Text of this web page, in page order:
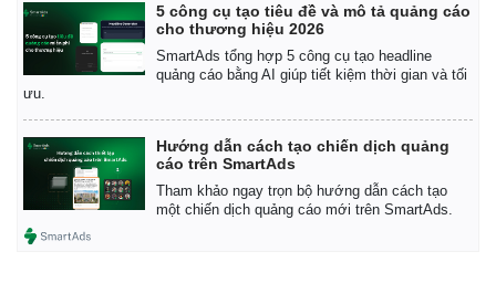
5 công cụ tạo tiêu đề và mô tả quảng cáo
cho thương hiệu 2026
SmartAds tổng hợp 5 công cụ tạo headline
quảng cáo bằng AI giúp tiết kiệm thời gian và tối
ưu.
Hướng dẫn cách tạo chiến dịch quảng
cáo trên SmartAds
Tham khảo ngay trọn bộ hướng dẫn cách tạo
một chiến dịch quảng cáo mới trên SmartAds.